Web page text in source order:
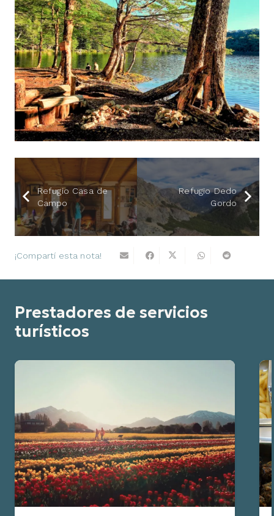
Refugio Casa de
Campo
Refugio Dedo
Gordo
¡Compartí esta nota!
Prestadores de servicios
turísticos